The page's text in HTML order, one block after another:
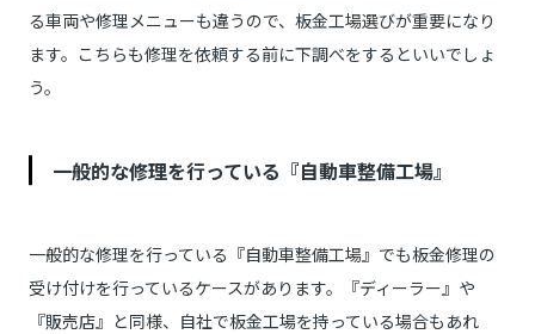
る車両や修理メニューも違うので、板金工場選びが重要になり
ます。こちらも修理を依頼する前に下調べをするといいでしょ
う。
一般的な修理を行っている『自動車整備工場』
一般的な修理を行っている『自動車整備工場』でも板金修理の
受け付けを行っているケースがあります。『ディーラー』や
『販売店』と同様、自社で板金工場を持っている場合もあれ